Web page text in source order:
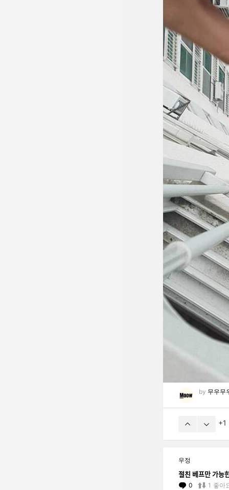
by 무우무
1
우정
절친 베프만
0 Comments
1 좋아